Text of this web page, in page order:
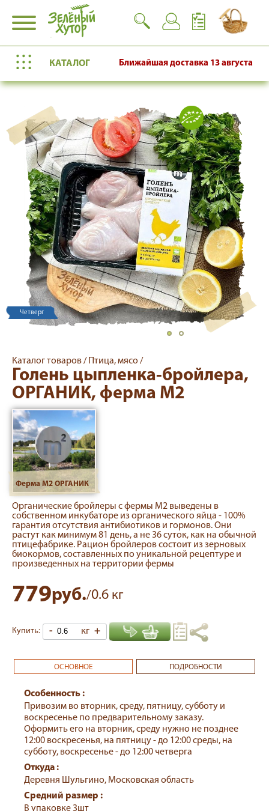
КАТАЛОГ Ближайшая доставка 13 августа
Четверг
Каталог товаров / Птица, мясо /
Голень цыпленка-бройлера,
ОРГАНИК, ферма М2
Ферма М2 ОРГАНИК
Органические бройлеры с фермы М2 выведены в
собственном инкубаторе из органического яйца - 100%
гарантия отсутствия антибиотиков и гормонов. Они
растут как минимум 81 день, а не 36 суток, как на обычной
птицефабрике. Рацион бройлеров состоит из зерновых
биокормов, составленных по уникальной рецептуре и
произведенных на территории фермы
779руб./0.6 кг
Купить: - кг +
ОСНОВНОЕ ПОДРОБНОСТИ
Особенность :
Привозим во вторник, среду, пятницу, субботу и
воскресенье по предварительному заказу.
Оформить его на вторник, среду нужно не позднее
12:00 воскресенья, на пятницу - до 12:00 среды, на
субботу, воскресенье - до 12:00 четверга
Откуда :
Деревня Шульгино, Московская область
Средний размер :
В упаковке 3шт